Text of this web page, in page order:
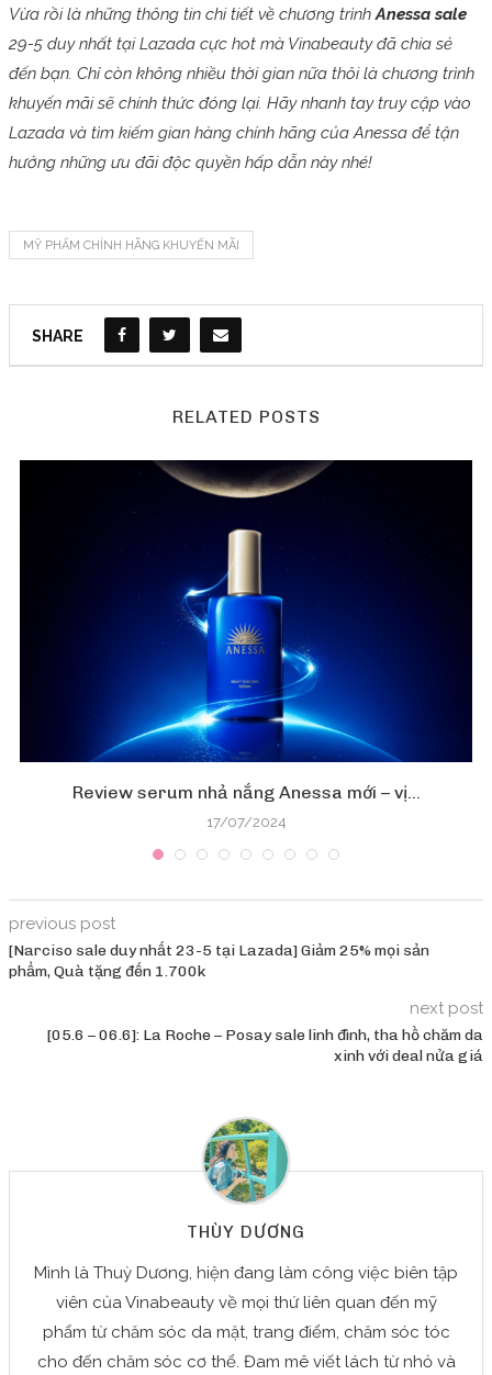
Vừa rồi là những thông tin chi tiết về chương trìnhAnessa sale
29-5 duy nhất tại Lazada cực hot mà Vinabeauty đã chia sẻ
đến bạn. Chỉ còn không nhiều thời gian nữa thôi là chương trình
khuyến mãi sẽ chính thức đóng lại. Hãy nhanh tay truy cập vào
Lazada và tìm kiếm gian hàng chính hãng của Anessa để tận
hưởng những ưu đãi độc quyền hấp dẫn này nhé!
MỸ PHẨM CHÍNH HÃNG KHUYẾN MÃI
SHARE
RELATED POSTS
Review serum nhả nắng Anessa mới – vị...
17/07/2024
previous post
[Narciso sale duy nhất 23-5 tại Lazada] Giảm 25% mọi sản
phẩm, Quà tặng đến 1.700k
next post
[05.6 – 06.6]: La Roche – Posay sale linh đình, tha hồ chăm da
xinh với deal nửa giá
THÙY DƯƠNG
Mình là Thuỳ Dương, hiện đang làm công việc biên tập
viên của Vinabeauty về mọi thứ liên quan đến mỹ
phẩm từ chăm sóc da mặt, trang điểm, chăm sóc tóc
cho đến chăm sóc cơ thể. Đam mê viết lách từ nhỏ và